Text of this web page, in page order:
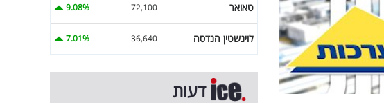
טאואר 72,100
9.08%
לוינשטין הנדסה 36,640
7.01%
דעות